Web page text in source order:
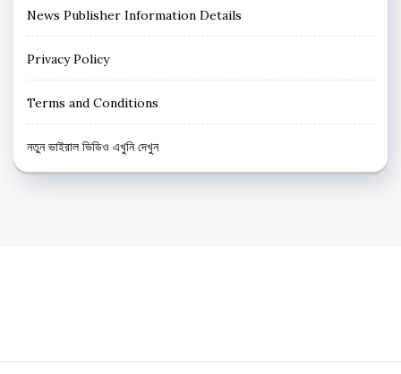
News Publisher Information Details
Privacy Policy
Terms and Conditions
নতুন ভাইরাল ভিডিও এখুনি দেখুন